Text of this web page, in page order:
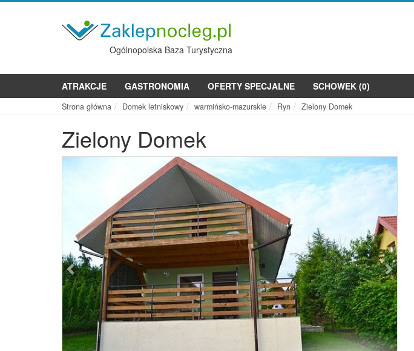
Ogólnopolska Baza Turystyczna
ATRAKCJE GASTRONOMIA OFERTY SPECJALNE SCHOWEK (0)
Strona główna Domek letniskowy warmińsko-mazurskie Ryn Zielony Domek
Zielony Domek